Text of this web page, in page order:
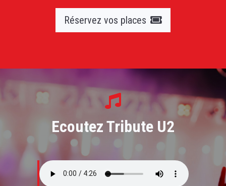
Réservez vos places
Ecoutez Tribute U2